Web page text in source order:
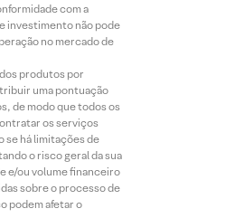
com a
investimento não pode
no mercado de
produtos por
uma pontuação
de modo que todos os
os serviços
se há limitações de
o risco geral da sua
e/ou volume financeiro
sobre o processo de
podem afetar o